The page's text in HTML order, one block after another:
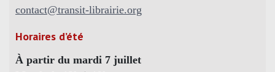
contact@transit-librairie.org
Horaires d’été
À partir du mardi 7 juillet